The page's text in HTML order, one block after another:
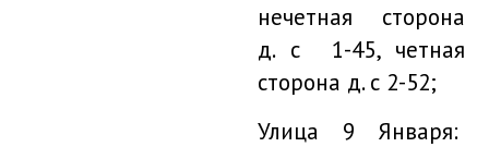
нечетная сторона
д. с 1-45, четная
сторона д. с 2-52;
Улица 9 Января: